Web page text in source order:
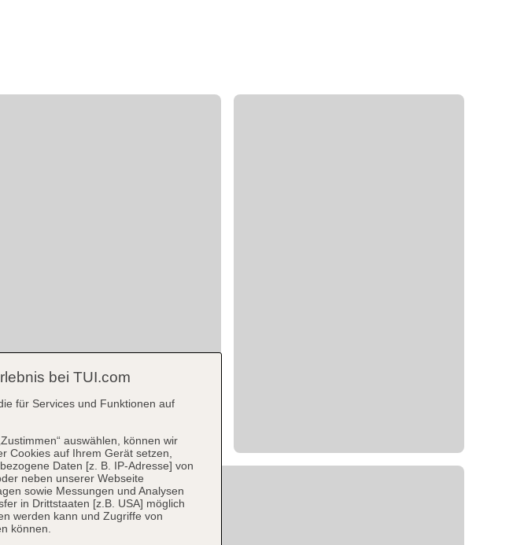
bei TUI.com
für Services und Funktionen auf
auswählen, können wir
Cookies auf Ihrem Gerät setzen,
Daten [z. B. IP-Adresse] von
neben unserer Webseite
sowie Messungen und Analysen
in Drittstaaten [z.B. USA] möglich
werden kann und Zugriffe von
können.